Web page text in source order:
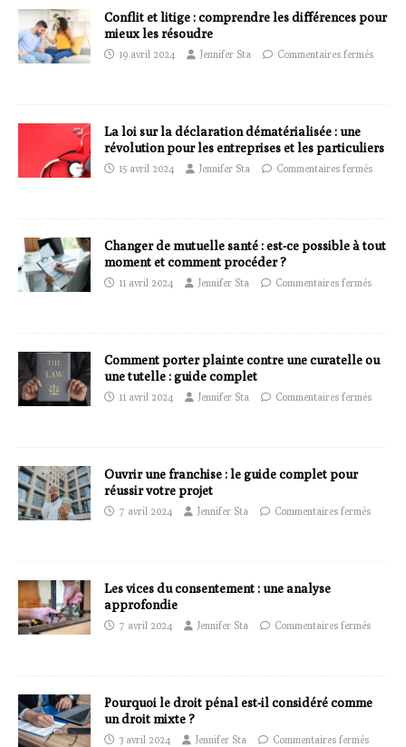
Conflit et litige : comprendre les différences pour
mieux les résoudre
19 avril 2024 Jennifer Sta Commentaires fermés
La loi sur la déclaration dématérialisée : une
révolution pour les entreprises et les particuliers
15 avril 2024 Jennifer Sta Commentaires fermés
Changer de mutuelle santé : est-ce possible à tout
moment et comment procéder ?
11 avril 2024 Jennifer Sta Commentaires fermés
Comment porter plainte contre une curatelle ou
une tutelle : guide complet
11 avril 2024 Jennifer Sta Commentaires fermés
Ouvrir une franchise : le guide complet pour
réussir votre projet
7 avril 2024 Jennifer Sta Commentaires fermés
Les vices du consentement : une analyse
approfondie
7 avril 2024 Jennifer Sta Commentaires fermés
Pourquoi le droit pénal est-il considéré comme
un droit mixte ?
3 avril 2024 Jennifer Sta Commentaires fermés